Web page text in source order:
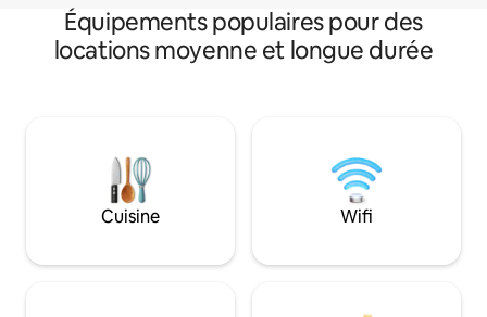
Équipements populaires pour des
locations moyenne et longue durée
Cuisine Wifi